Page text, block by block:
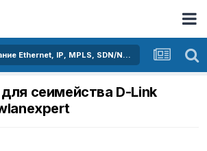
Активное оборудование Ethernet, IP, MPLS, SDN/NFV...
сеимейства D-Link